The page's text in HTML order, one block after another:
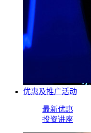
优惠及推广活动
最新优惠
投资讲座